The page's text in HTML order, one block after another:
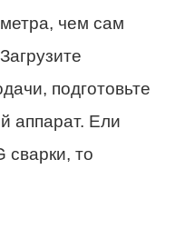
чем сам
подготовьте
аппарат. Ели
сварки, то